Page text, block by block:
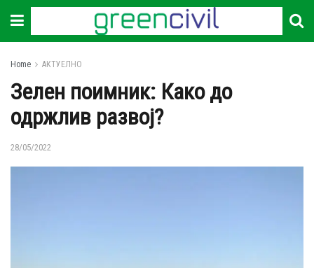
Home АКТУЕЛНО
Зелен поимник: Како до
одржлив развој?
28/05/2022